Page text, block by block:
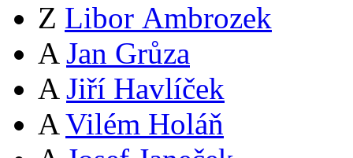
Z Libor Ambrozek
A Jan Grůza
A Jiří Havlíček
A Vilém Holáň